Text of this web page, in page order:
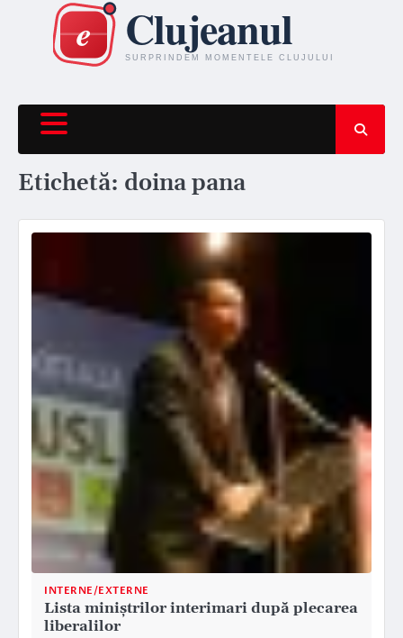
content
Etichetă: doina pana
INTERNE/EXTERNE
Lista miniştrilor interimari după plecarea
liberalilor